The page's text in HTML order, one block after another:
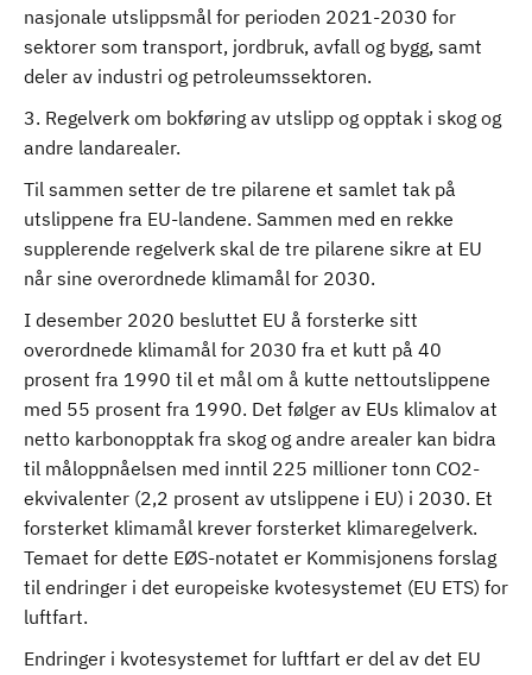
nasjonale utslippsmål for perioden 2021-2030 for
sektorer som transport, jordbruk, avfall og bygg, samt
deler av industri og petroleumssektoren.
3. Regelverk om bokføring av utslipp og opptak i skog og
andre landarealer.
Til sammen setter de tre pilarene et samlet tak på
utslippene fra EU-landene. Sammen med en rekke
supplerende regelverk skal de tre pilarene sikre at EU
når sine overordnede klimamål for 2030.
I desember 2020 besluttet EU å forsterke sitt
overordnede klimamål for 2030 fra et kutt på 40
prosent fra 1990 til et mål om å kutte nettoutslippene
med 55 prosent fra 1990. Det følger av EUs klimalov at
netto karbonopptak fra skog og andre arealer kan bidra
til måloppnåelsen med inntil 225 millioner tonn CO2-
ekvivalenter (2,2 prosent av utslippene i EU) i 2030. Et
forsterket klimamål krever forsterket klimaregelverk.
Temaet for dette EØS-notatet er Kommisjonens forslag
til endringer i det europeiske kvotesystemet (EU ETS) for
luftfart.
Endringer i kvotesystemet for luftfart er del av det EU